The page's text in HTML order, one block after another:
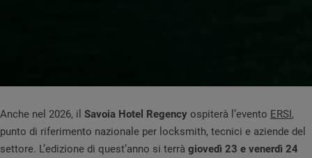
Anche nel 2026, il Savoia Hotel Regency ospiterà l’evento ERSI,
punto di riferimento nazionale per locksmith, tecnici e aziende del
settore. L’edizione di quest’anno si terrà giovedì 23 e venerdì 24